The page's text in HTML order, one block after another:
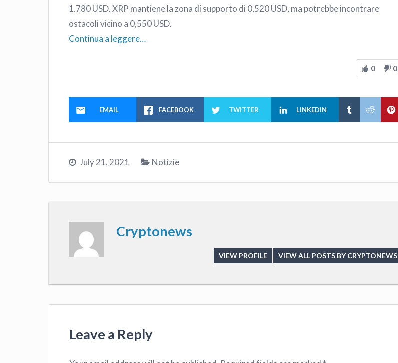
1.780 USD. XRP mantiene la zona di supporto di 0,520 USD, ma potrebbe incontrare
ostacoli vicino a 0,550 USD.
Continua a leggere…
0 0
EMAIL FACEBOOK TWITTER LINKEDIN
July 21, 2021 Notizie
Cryptonews
VIEW PROFILE VIEW ALL POSTS BY CRYPTONEWS
Leave a Reply